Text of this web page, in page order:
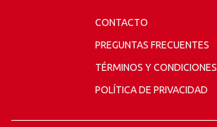
CONTACTO
PREGUNTAS FRECUENTES
TÉRMINOS Y CONDICIONES
POLÍTICA DE PRIVACIDAD